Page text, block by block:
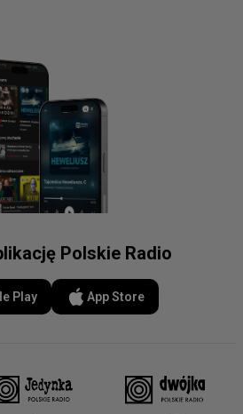
Polskie Radio
Play App Store